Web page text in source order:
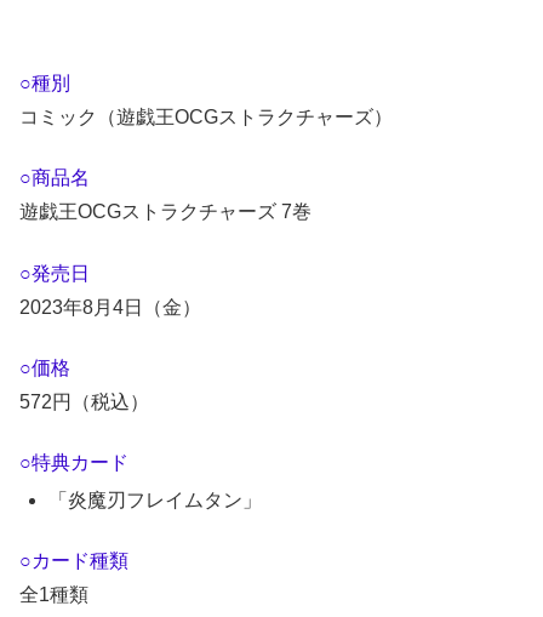
○種別
コミック（遊戯王OCGストラクチャーズ）
○商品名
遊戯王OCGストラクチャーズ 7巻
○発売日
2023年8月4日（金）
○価格
572円（税込）
○特典カード
「炎魔刃フレイムタン」
○カード種類
全1種類